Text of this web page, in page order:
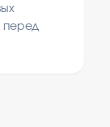
перед